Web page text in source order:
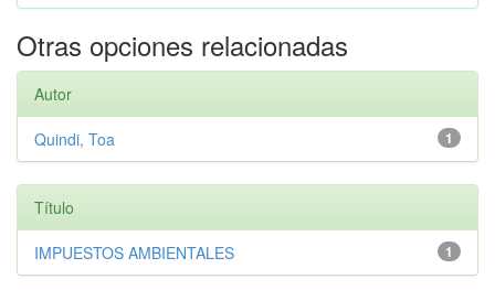
Otras opciones relacionadas
Autor
1
Quindi, Toa
Título
1
IMPUESTOS AMBIENTALES